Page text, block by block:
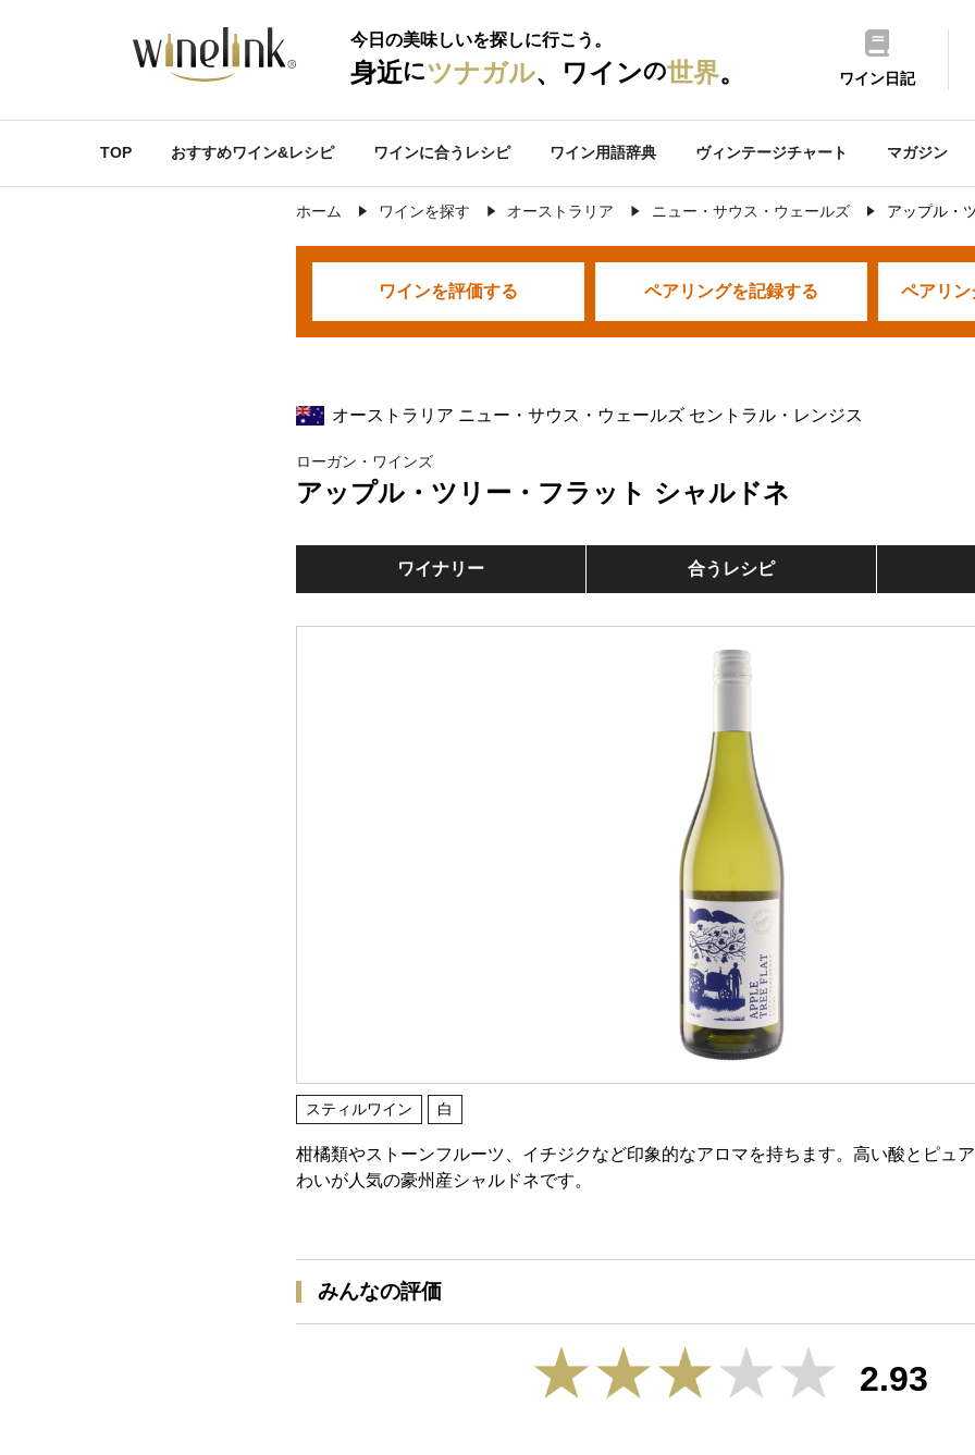
今日の美味しいを探しに行こう。
身近にツナガル、ワインの世界。 ワイン日記
TOP おすすめワイン&レシピ ワインに合うレシピ ワイン用語辞典 ヴィンテージチャート マガジン
ホーム ワインを探す オーストラリア ニュー・サウス・ウェールズ アップル・
ワインを評価する ペアリングを記録する ペアリン
オーストラリア ニュー・サウス・ウェールズ セントラル・レンジス
ローガン・ワインズ
アップル・ツリー・フラット シャルドネ
ワイナリー 合うレシピ
スティルワイン 白
柑橘類やストーンフルーツ、イチジクなど印象的なアロマを持ちます。高い酸とピュ
わいが人気の豪州産シャルドネです。
みんなの評価
2.93